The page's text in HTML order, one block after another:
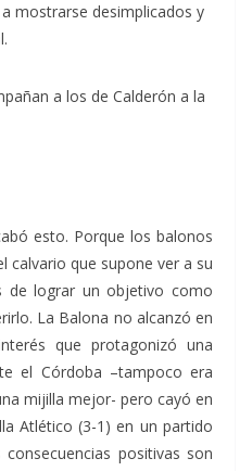
mostrarse desimplicados y
a los de Calderón a la
esto. Porque los balonos
calvario que supone ver a su
de lograr un objetivo como
La Balona no alcanzó en
que protagonizó una
el Córdoba –tampoco era
mijilla mejor- pero cayó en
Atlético (3-1) en un partido
positivas son